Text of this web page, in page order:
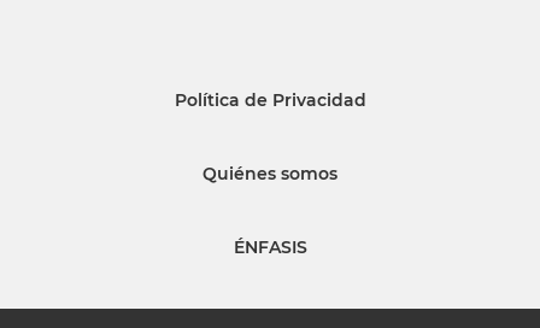
Política de Privacidad
Quiénes somos
ÉNFASIS